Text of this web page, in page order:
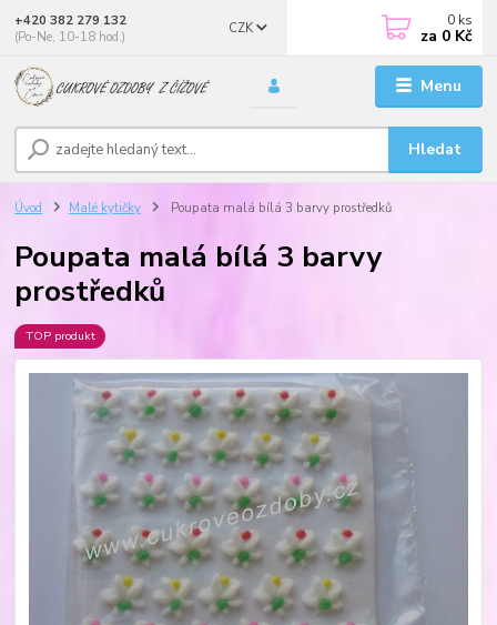
Menu
CZK
Hledat
+420 382 279 132
(Po-Ne, 10-18 hod.)
0 ks
za 0 Kč
Úvod Malé kytičky Poupata malá bílá 3 barvy prostředků
Poupata malá bílá 3 barvy
prostředků
TOP produkt